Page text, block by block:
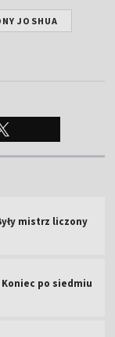
JOSHUA
mistrz liczony
Koniec po siedmiu